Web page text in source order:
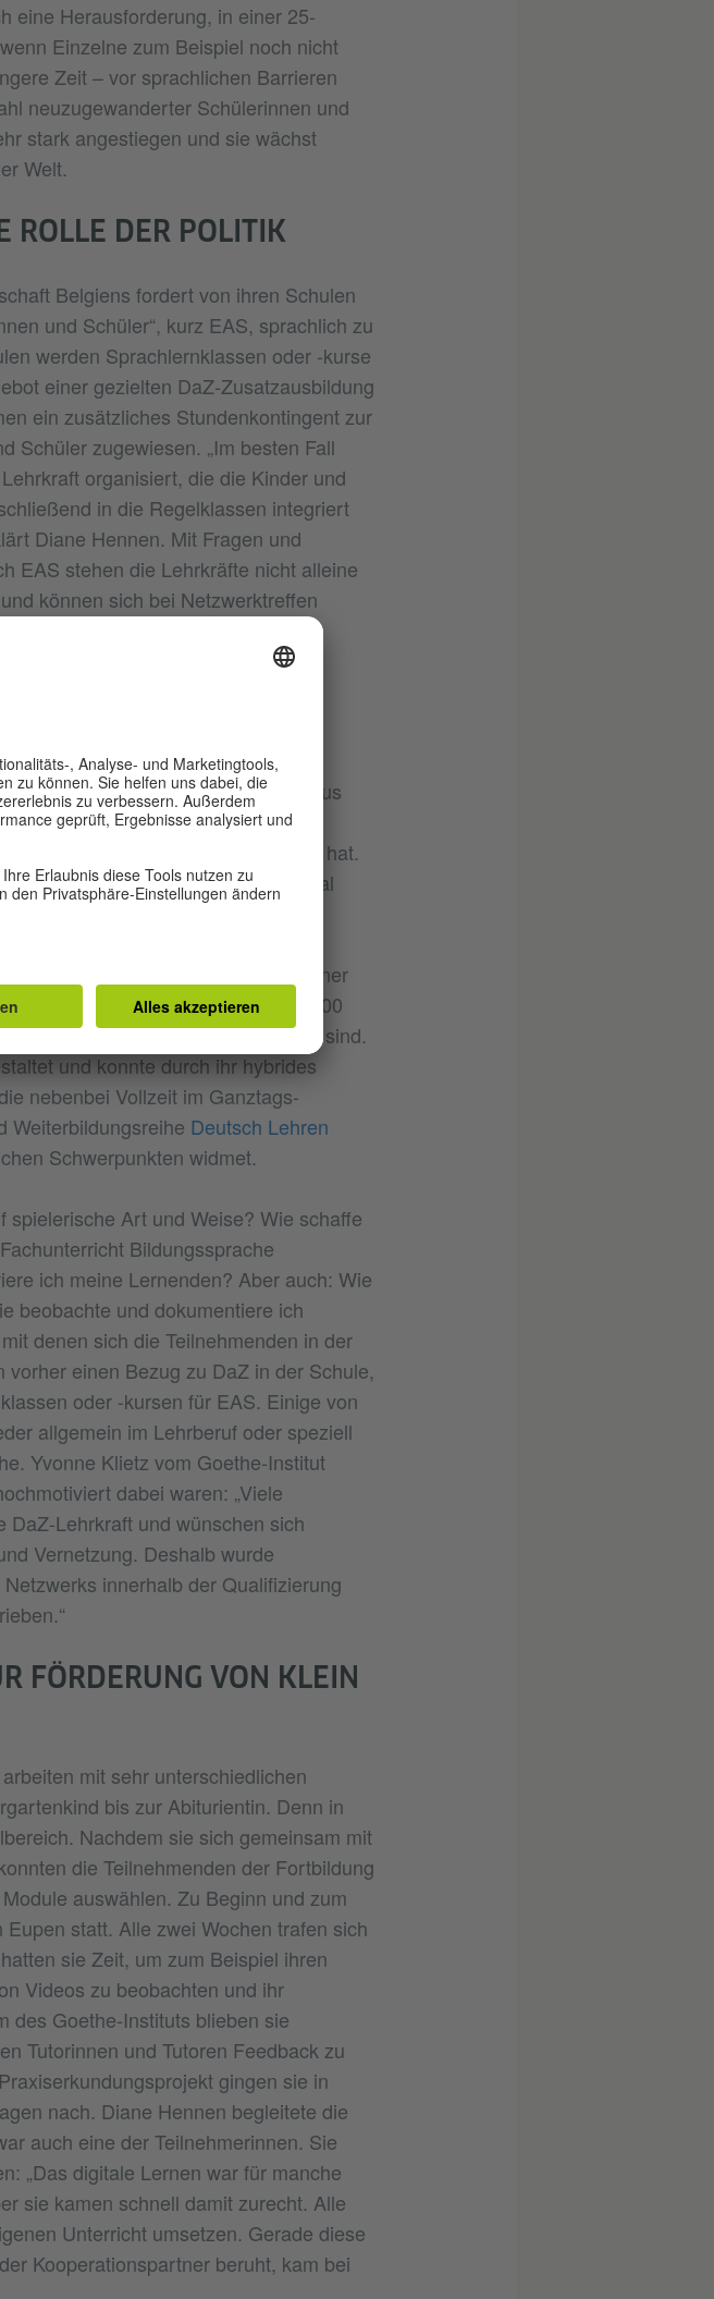
eine Herausforderung, in einer 25-
Einzelne zum Beispiel noch nicht
Zeit – vor sprachlichen Barrieren
neuzugewanderter Schülerinnen und
stark angestiegen und sie wächst
Welt.
ROLLE DER POLITIK
Belgiens fordert von ihren Schulen
und Schüler“, kurz EAS, sprachlich zu
werden Sprachlernklassen oder -kurse
einer gezielten DaZ-Zusatzausbildung
ein zusätzliches Stundenkontingent zur
Schüler zugewiesen. „Im besten Fall
organisiert, die die Kinder und
in die Regelklassen integriert
Diane Hennen. Mit Fragen und
EAS stehen die Lehrkräfte nicht alleine
können sich bei Netzwerktreffen
ZUGEWANDERTE
finanziert die Behörde darüber hinaus
erfolgreich war der letzte
Schuljahr 2025/2026 stattgefunden hat.
Juni 2026 feierlich ihre international
Institut Belgien hatte das
und DaF beraten. Jetzt war es
Jena erstmals als Kooperationspartner
beteiligt. Dieses umfasste 300
die per Dekret vorgeschrieben sind.
und konnte durch ihr hybrides
nebenbei Vollzeit im Ganztags-
Weiterbildungsreihe Deutsch Lehren
Schwerpunkten widmet.
Art und Weise? Wie schaffe
Bildungssprache
ich meine Lernenden? Aber auch: Wie
beobachte und dokumentiere ich
denen sich die Teilnehmenden in der
einen Bezug zu DaZ in der Schule,
oder -kursen für EAS. Einige von
allgemein im Lehrberuf oder speziell
Yvonne Klietz vom Goethe-Institut
dabei waren: „Viele
Lehrkraft und wünschen sich
Vernetzung. Deshalb wurde
innerhalb der Qualifizierung
FÖRDERUNG VON KLEIN
mit sehr unterschiedlichen
bis zur Abiturientin. Denn in
Nachdem sie sich gemeinsam mit
die Teilnehmenden der Fortbildung
auswählen. Zu Beginn und zum
statt. Alle zwei Wochen trafen sich
sie Zeit, um zum Beispiel ihren
Videos zu beobachten und ihr
des Goethe-Instituts blieben sie
Tutorinnen und Tutoren Feedback zu
gingen sie in
nach. Diane Hennen begleitete die
auch eine der Teilnehmerinnen. Sie
„Das digitale Lernen war für manche
sie kamen schnell damit zurecht. Alle
Unterricht umsetzen. Gerade diese
Kooperationspartner beruht, kam bei